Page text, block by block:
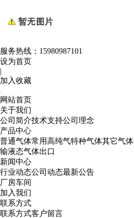
服务热线： 15980987101
设为首页
|
加入收藏
网站首页
关于我们
公司简介技术支持公司理念
产品中心
普通气体常用高纯气特种气体其它气体
输液态气体出口
新闻中心
行业动态公司动态最新公告
厂房车间
加入我们
联系方式
联系方式客户留言